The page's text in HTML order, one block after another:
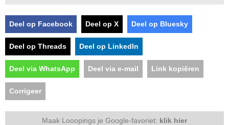
Deel op Facebook Deel op X Deel op Bluesky
Deel op Threads Deel op LinkedIn
Deel via WhatsApp Deel via e-mail Link kopiëren
Corrigeer
Maak Looopings je Google-favoriet: klik hier